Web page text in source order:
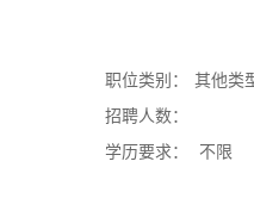
职位类别：
其他类
招聘人数：
学历要求：
不限